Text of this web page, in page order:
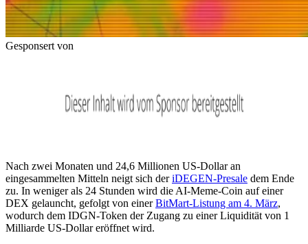
Gesponsert von
Nach zwei Monaten und 24,6 Millionen US-Dollar an
eingesammelten Mitteln neigt sich deriDEGEN-Presale dem Ende
zu. In weniger als 24 Stunden wird die AI-Meme-Coin auf einer
DEX gelauncht, gefolgt von einerBitMart-Listung am 4. März,
wodurch dem IDGN-Token der Zugang zu einer Liquidität von 1
Milliarde US-Dollar eröffnet wird.